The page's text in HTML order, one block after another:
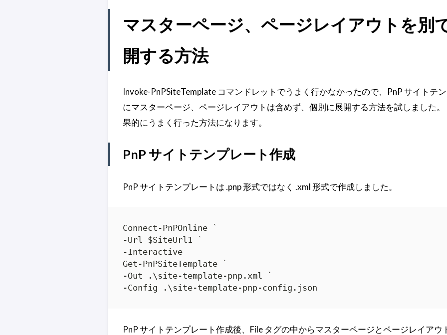
マスターページ、ページレイアウトを別
開する方法
Invoke-PnPSiteTemplate コマンドレットでうまく行かなかったので、PnP サイトテ
にマスターページ、ページレイアウトは含めず、個別に展開する方法を試しました。
果的にうまく行った方法になります。
PnP サイトテンプレート作成
PnP サイトテンプレートは .pnp 形式ではなく .xml 形式で作成しました。
Connect-PnPOnline `
-Url $SiteUrl1 `
-Interactive
Get-PnPSiteTemplate `
-Out .\site-template-pnp.xml `
PnP サイトテンプレート作成後、File タグの中からマスターページとページレイアウ